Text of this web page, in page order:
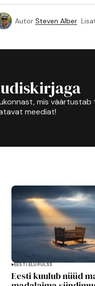
Autor Steven Alber
mis väärtustab
meediat!
EESTI ELUPULSS
Eesti kuulub nüüd